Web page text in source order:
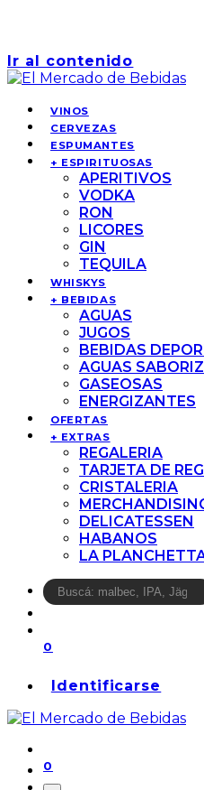
Ir al contenido
VINOS
CERVEZAS
ESPUMANTES
+ ESPIRITUOSAS
APERITIVOS
VODKA
RON
LICORES
GIN
TEQUILA
WHISKYS
+ BEBIDAS
AGUAS
JUGOS
BEBIDAS
AGUAS
GASEOSAS
ENERGIZANTES
OFERTAS
+ EXTRAS
REGALERIA
TARJETA DE
CRISTALERIA
DELICATESSEN
HABANOS
LA
0
Identificarse
0